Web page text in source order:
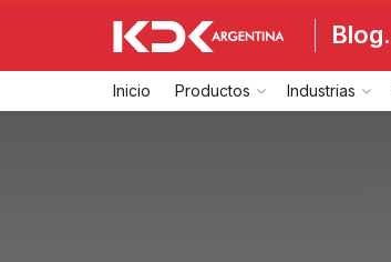
Blog.
Inicio Productos Industrias